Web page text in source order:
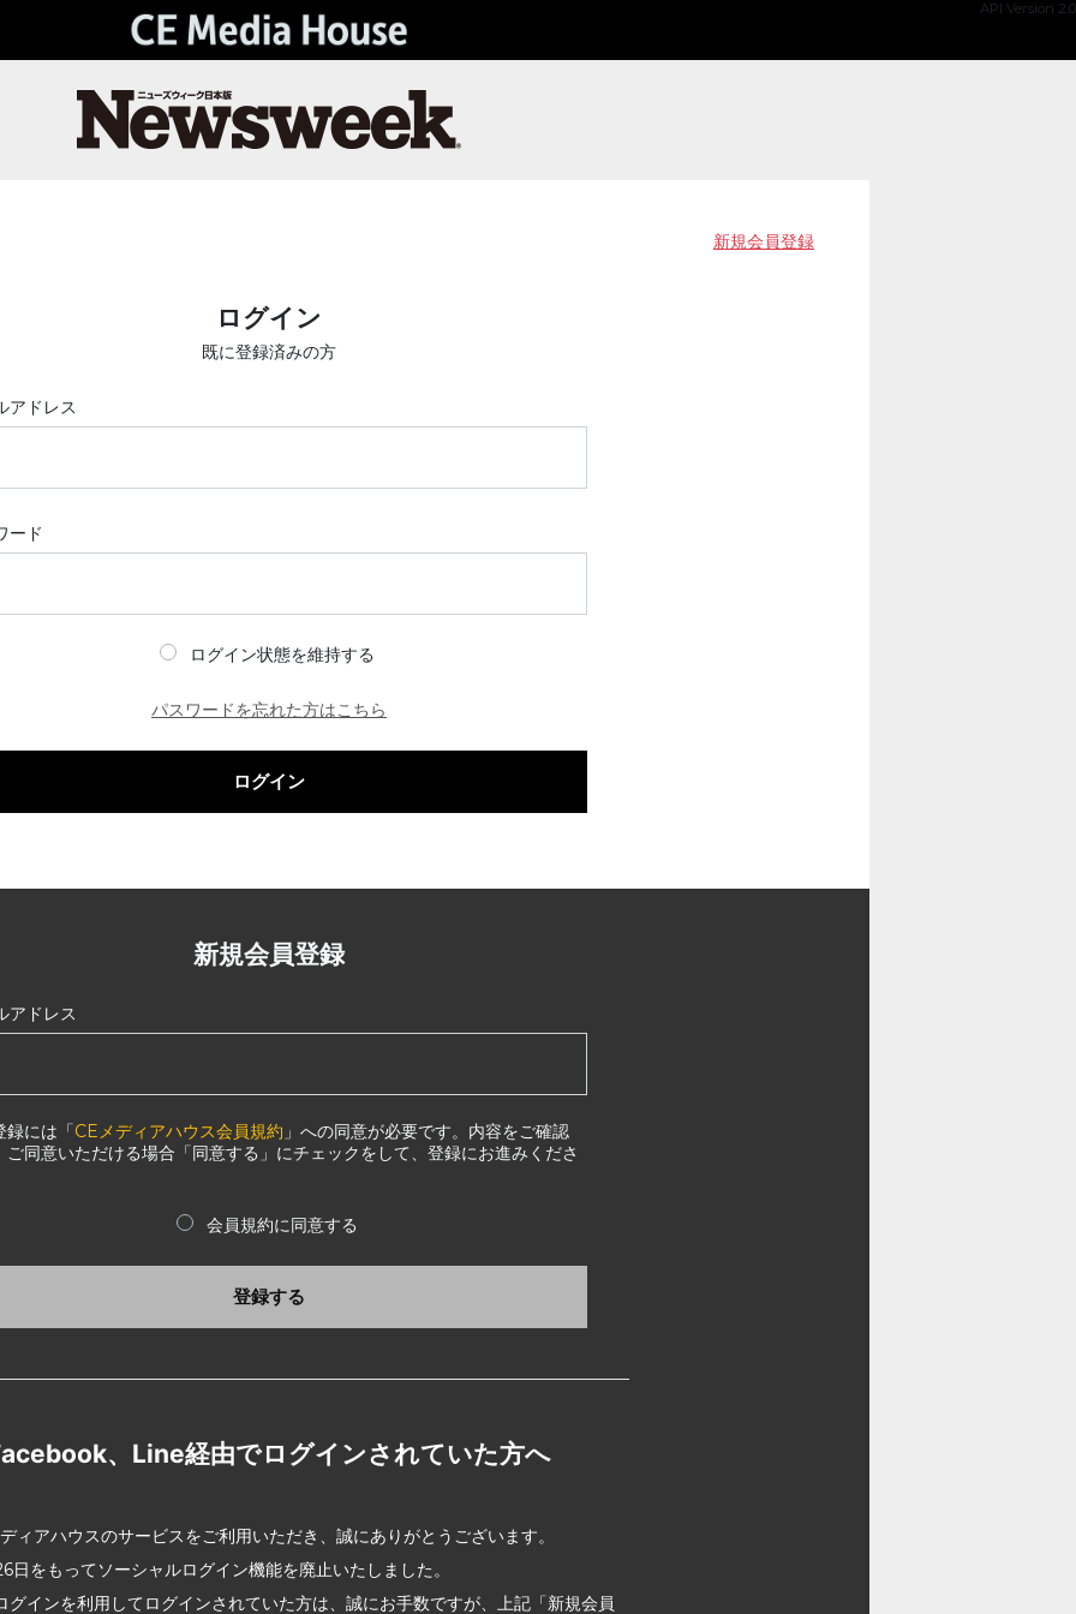
API Version 2.0
新規会員登録
ログイン
既に登録済みの方
アドレス
ード
ログイン状態を維持する
パスワードを忘れた方はこちら
ログイン
新規会員登録
アドレス
録には「CEメディアハウス会員規約 」への同意が必要です。内容をご確認
ご同意いただける場合「同意する」にチェックをして、登録にお進みくださ
会員規約に同意する
登録する
、Line経由でログインされていた方へ
ィアハウスのサービスをご利用いただき、誠にありがとうございます。
日をもってソーシャルログイン機能を廃止いたしました。
グインを利用してログインされていた方は、誠にお手数ですが、上記「新規会員